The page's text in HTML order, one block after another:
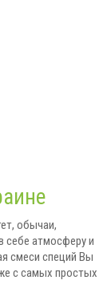
обычаи,
себе атмосферу и
смеси специй Вы
с самых простых